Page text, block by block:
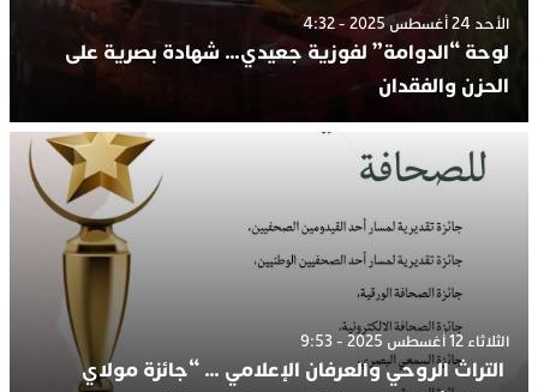
الأحد 24 أغسطس 2025 - 4:32
لوحة “الدوامة” لفوزية جعيدي… شهادة بصرية على
الحزن والفقدان
الثلاثاء 12 أغسطس 2025 - 9:53
التراث الروحي والعرفان الإعلامي … “جائزة مولاي